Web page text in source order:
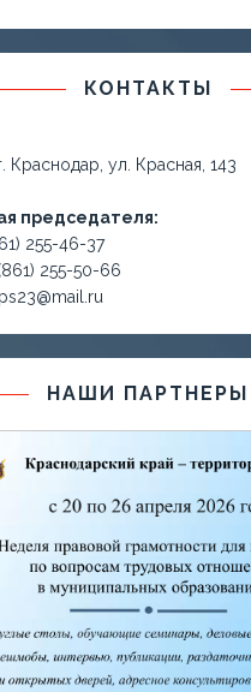
КОНТАКТЫ
Краснодар, ул. Красная, 143
председателя:
255-46-37
255-50-66
НАШИ ПАРТНЕРЫ